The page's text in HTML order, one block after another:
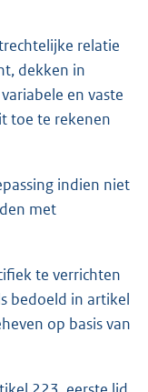
relatie
dekken in
en vaste
toe te rekenen
indien niet
met
te verrichten
bedoeld in artikel
op basis van